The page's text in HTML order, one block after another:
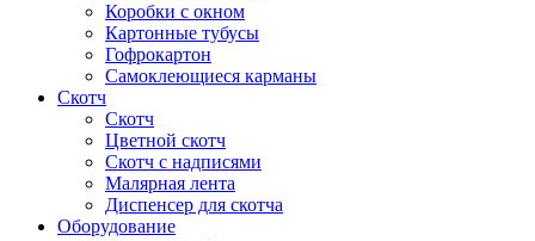
Коробки с окном
Картонные тубусы
Гофрокартон
Самоклеющиеся карманы
Скотч
Скотч
Цветной скотч
Скотч с надписями
Малярная лента
Диспенсер для скотча
Оборудование